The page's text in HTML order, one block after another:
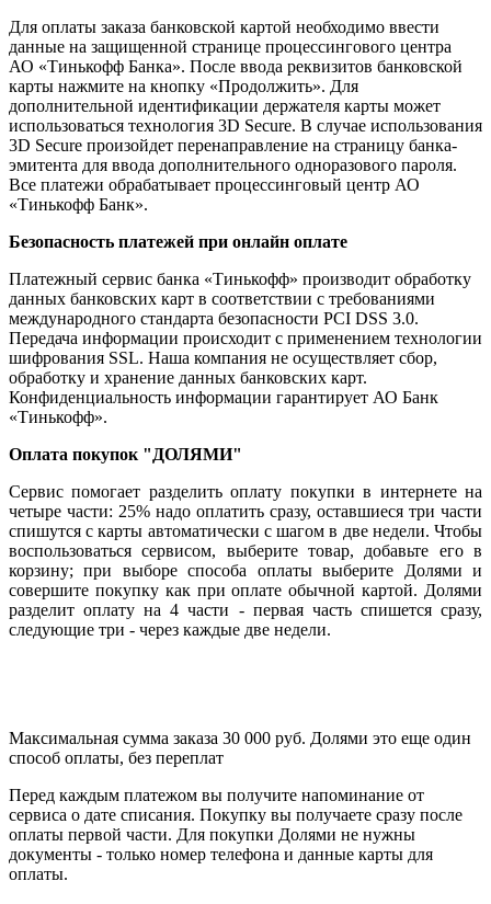
Для оплаты заказа банковской картой необходимо ввести
данные на защищенной странице процессингового центра
АО «Тинькофф Банка». После ввода реквизитов банковской
карты нажмите на кнопку «Продолжить». Для
дополнительной идентификации держателя карты может
использоваться технология 3D Secure. В случае использования
3D Secure произойдет перенаправление на страницу банка-
эмитента для ввода дополнительного одноразового пароля.
Все платежи обрабатывает процессинговый центр АО
«Тинькофф Банк».
Безопасность платежей при онлайн оплате
Платежный сервис банка «Тинькофф» производит обработку
данных банковских карт в соответствии с требованиями
международного стандарта безопасности PCI DSS 3.0.
Передача информации происходит с применением технологии
шифрования SSL. Наша компания не осуществляет сбор,
обработку и хранение данных банковских карт.
Конфиденциальность информации гарантирует АО Банк
«Тинькофф».
Оплата покупок "ДОЛЯМИ"
Сервис помогает разделить оплату покупки в интернете на
четыре части: 25% надо оплатить сразу, оставшиеся три части
спишутся с карты автоматически с шагом в две недели. Чтобы
воспользоваться сервисом, выберите товар, добавьте его в
корзину; при выборе способа оплаты выберите Долями и
совершите покупку как при оплате обычной картой. Долями
разделит оплату на 4 части - первая часть спишется сразу,
следующие три - через каждые две недели.
Максимальная сумма заказа 30 000 руб. Долями это еще один
способ оплаты, без переплат
Перед каждым платежом вы получите напоминание от
сервиса о дате списания. Покупку вы получаете сразу после
оплаты первой части. Для покупки Долями не нужны
документы - только номер телефона и данные карты для
оплаты.